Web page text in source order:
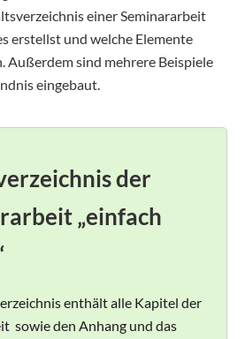
einer Seminararbeit
erstellst und welche Elemente
Außerdem sind mehrere Beispiele
eingebaut.
der
„einfach
enthält alle Kapitel der
sowie den Anhang und das